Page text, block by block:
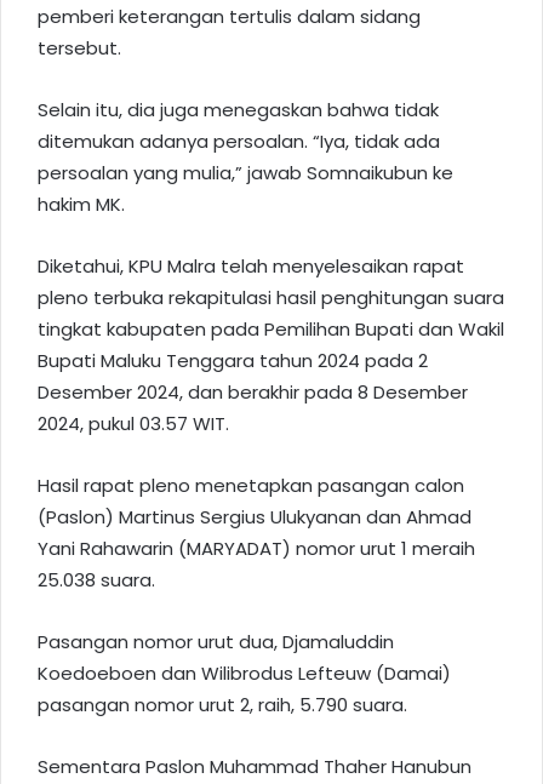
pemberi keterangan tertulis dalam sidang
tersebut.
Selain itu, dia juga menegaskan bahwa tidak
ditemukan adanya persoalan. “Iya, tidak ada
persoalan yang mulia,” jawab Somnaikubun ke
hakim MK.
Diketahui, KPU Malra telah menyelesaikan rapat
pleno terbuka rekapitulasi hasil penghitungan suara
tingkat kabupaten pada Pemilihan Bupati dan Wakil
Bupati Maluku Tenggara tahun 2024 pada 2
Desember 2024, dan berakhir pada 8 Desember
2024, pukul 03.57 WIT.
Hasil rapat pleno menetapkan pasangan calon
(Paslon) Martinus Sergius Ulukyanan dan Ahmad
Yani Rahawarin (MARYADAT) nomor urut 1 meraih
25.038 suara.
Pasangan nomor urut dua, Djamaluddin
Koedoeboen dan Wilibrodus Lefteuw (Damai)
pasangan nomor urut 2, raih, 5.790 suara.
Sementara Paslon Muhammad Thaher Hanubun